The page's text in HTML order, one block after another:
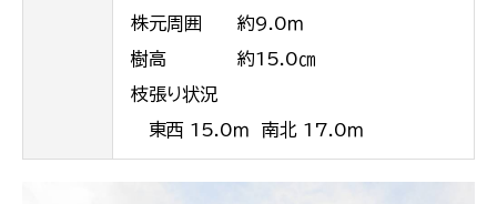
株元周囲 約9.0ｍ
樹高 約15.0㎝
枝張り状況
東西 15.0ｍ 南北 17.0ｍ